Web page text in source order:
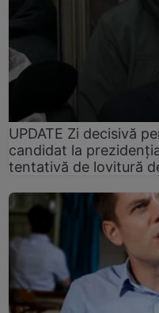
UPDATE Zi decisivă
candidat la
tentativă de lovitură